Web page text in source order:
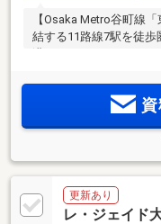
【Osaka Metro谷町線
結する11路線7駅を徒歩
港へのアクセスもスム
ド大阪梅田＞誕生
更新あり
レ・ジェイド